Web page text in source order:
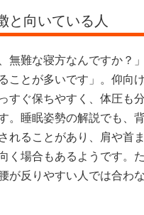
と向いている人
無難な寝方なんですか？」
ことが多いです」。仰向
すぐ保ちやすく、体圧も
。睡眠姿勢の解説でも、
れることがあり、肩や首
く場合もあるようです。
が反りやすい人では合わ